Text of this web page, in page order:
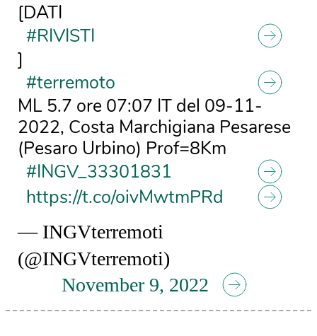
[DATI
#RIVISTI
]
#terremoto
ML 5.7 ore 07:07 IT del 09-11-
2022, Costa Marchigiana Pesarese
(Pesaro Urbino) Prof=8Km
#INGV_33301831
https://t.co/oivMwtmPRd
— INGVterremoti
(@INGVterremoti)
November 9, 2022